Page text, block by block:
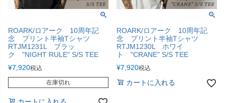
ROARK/ロアーク 10周年記
念 プリント半袖Tシャツ
RTJM1231L ブラッ
ク "NIGHT RULE" S/S TEE
¥7,920税込
在庫切れ
ROARK/ロアーク 10周年記
念 プリント半袖Tシャツ
RTJM1230L ホワイ
ト "CRANE" S/S TEE
¥7,920税込
カートに入れる